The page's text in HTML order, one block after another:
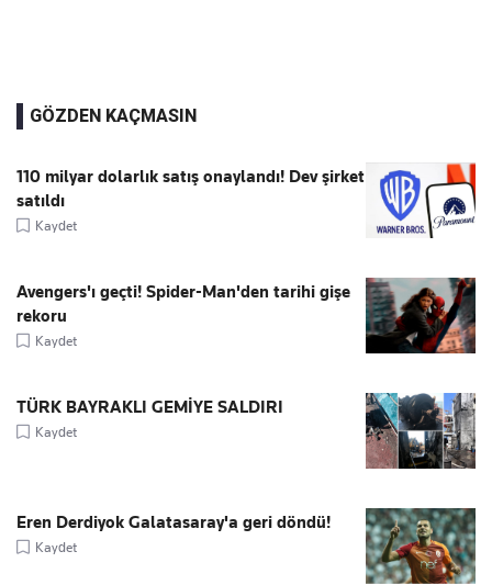
GÖZDEN KAÇMASIN
110 milyar dolarlık satış onaylandı! Dev şirket
satıldı
Kaydet
Avengers'ı geçti! Spider-Man'den tarihi gişe
rekoru
Kaydet
TÜRK BAYRAKLI GEMİYE SALDIRI
Kaydet
Eren Derdiyok Galatasaray'a geri döndü!
Kaydet